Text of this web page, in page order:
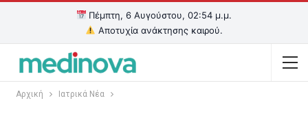
Πέμπτη, 6 Αυγούστου, 02:54 μ.μ.
Αποτυχία ανάκτησης καιρού.
Αρχική Ιατρικά Νέα